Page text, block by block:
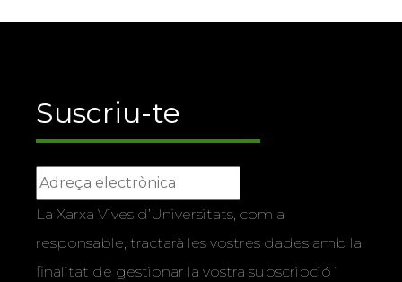
Suscriu-te
La Xarxa Vives d’Universitats, com a
responsable, tractarà les vostres dades amb la
finalitat de gestionar la vostra subscripció i